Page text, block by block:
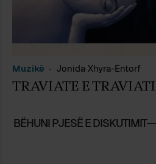
Muzikë Jonida Xhyra-Entorf
TRAVIATE E TRAVIATI
BËHUNI PJESË E DISKUTIMIT